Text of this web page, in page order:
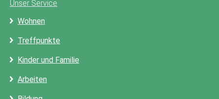
Unser Service
Wohnen
Treffpunkte
Kinder und Familie
Arbeiten